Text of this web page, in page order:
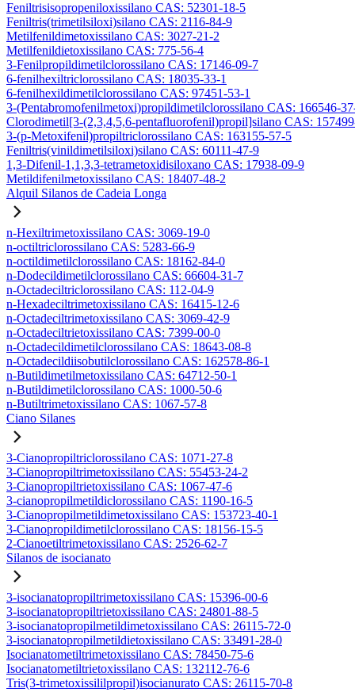
Feniltrisisopropeniloxissilano CAS: 52301-18-5
Feniltris(trimetilsiloxi)silano CAS: 2116-84-9
Metilfenildimetoxissilano CAS: 3027-21-2
Metilfenildietoxissilano CAS: 775-56-4
3-Fenilpropildimetilclorossilano CAS: 17146-09-7
6-fenilhexiltriclorossilano CAS: 18035-33-1
6-fenilhexildimetilclorossilano CAS: 97451-53-1
3-(Pentabromofenilmetoxi)propildimetilclorossilano CAS: 166546-
Clorodimetil[3-(2,3,4,5,6-pentafluorofenil)propil]silano CAS:
3-(p-Metoxifenil)propiltriclorossilano CAS: 163155-57-5
Feniltris(vinildimetilsiloxi)silano CAS: 60111-47-9
1,3-Difenil-1,1,3,3-tetrametoxidisiloxano CAS: 17938-09-9
Metildifenilmetoxissilano CAS: 18407-48-2
Alquil Silanos de Cadeia Longa
n-Hexiltrimetoxissilano CAS: 3069-19-0
n-octiltriclorossilano CAS: 5283-66-9
n-octildimetilclorossilano CAS: 18162-84-0
n-Dodecildimetilclorossilano CAS: 66604-31-7
n-Octadeciltriclorossilano CAS: 112-04-9
n-Hexadeciltrimetoxissilano CAS: 16415-12-6
n-Octadeciltrimetoxissilano CAS: 3069-42-9
n-Octadeciltrietoxissilano CAS: 7399-00-0
n-Octadecildimetilclorossilano CAS: 18643-08-8
n-Octadecildiisobutilclorossilano CAS: 162578-86-1
n-Butildimetilmetoxissilano CAS: 64712-50-1
n-Butildimetilclorossilano CAS: 1000-50-6
n-Butiltrimetoxissilano CAS: 1067-57-8
Ciano Silanes
3-Cianopropiltriclorossilano CAS: 1071-27-8
3-Cianopropiltrimetoxissilano CAS: 55453-24-2
3-Cianopropiltrietoxissilano CAS: 1067-47-6
3-cianopropilmetildiclorossilano CAS: 1190-16-5
3-Cianopropilmetildimetoxissilano CAS: 153723-40-1
3-Cianopropildimetilclorossilano CAS: 18156-15-5
2-Cianoetiltrimetoxissilano CAS: 2526-62-7
Silanos de isocianato
3-isocianatopropiltrimetoxissilano CAS: 15396-00-6
3-isocianatopropiltrietoxissilano CAS: 24801-88-5
3-isocianatopropilmetildimetoxissilano CAS: 26115-72-0
3-isocianatopropilmetildietoxissilano CAS: 33491-28-0
Isocianatometiltrimetoxissilano CAS: 78450-75-6
Isocianatometiltrietoxissilano CAS: 132112-76-6
Tris(3-trimetoxissililpropil)isocianurato CAS: 26115-70-8